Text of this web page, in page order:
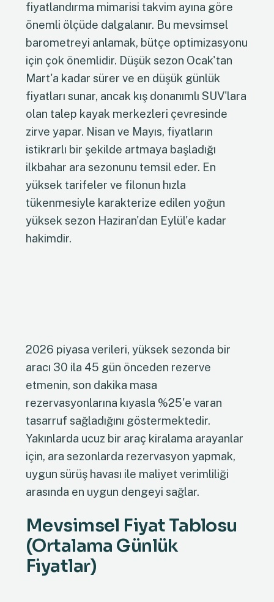
fiyatlandırma mimarisi takvim ayına göre
önemli ölçüde dalgalanır. Bu mevsimsel
barometreyi anlamak, bütçe optimizasyonu
için çok önemlidir. Düşük sezon Ocak'tan
Mart'a kadar sürer ve en düşük günlük
fiyatları sunar, ancak kış donanımlı SUV'lara
olan talep kayak merkezleri çevresinde
zirve yapar. Nisan ve Mayıs, fiyatların
istikrarlı bir şekilde artmaya başladığı
ilkbahar ara sezonunu temsil eder. En
yüksek tarifeler ve filonun hızla
tükenmesiyle karakterize edilen yoğun
yüksek sezon Haziran'dan Eylül'e kadar
hakimdir.
2026 piyasa verileri, yüksek sezonda bir
aracı 30 ila 45 gün önceden rezerve
etmenin, son dakika masa
rezervasyonlarına kıyasla %25'e varan
tasarruf sağladığını göstermektedir.
Yakınlarda ucuz bir araç kiralama arayanlar
için, ara sezonlarda rezervasyon yapmak,
uygun sürüş havası ile maliyet verimliliği
arasında en uygun dengeyi sağlar.
Mevsimsel Fiyat Tablosu
(Ortalama Günlük
Fiyatlar)